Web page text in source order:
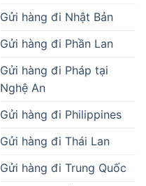
Gửi hàng đi Nhật Bản
Gửi hàng đi Phần Lan
Gửi hàng đi Pháp tại
Nghệ An
Gửi hàng đi Philippines
Gửi hàng đi Thái Lan
Gửi hàng đi Trung Quốc